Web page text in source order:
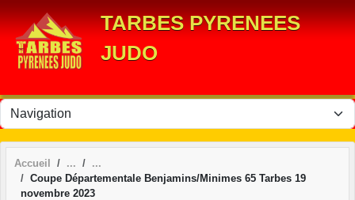
TARBES PYRENEES
JUDO
Accueil
Coupe Départementale Benjamins/Minimes 65 Tarbes 19
novembre 2023
Panneau de gestion des cookies